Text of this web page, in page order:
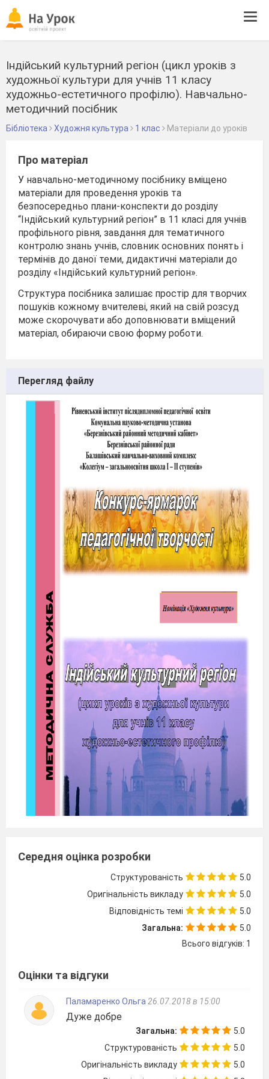
Індійський культурний регіон (цикл уроків з
художньої культури для учнів 11 класу
художньо-естетичного профілю). Навчально-
методичний посібник
Бібліотека Художня культура 1 клас Матеріали до уроків
Про матеріал
У навчально-методичному посібнику вміщено
матеріали для проведення уроків та
безпосередньо плани-конспекти до розділу
“Індійський культурний регіон” в 11 класі для учнів
профільного рівня, завдання для тематичного
контролю знань учнів, словник основних понять і
термінів до даної теми, дидактичні матеріали до
розділу «Індійський культурний регіон».
Структура посібника залишає простір для творчих
пошуків кожному вчителеві, який на свій розсуд
може скорочувати або доповнювати вміщений
матеріал, обираючи свою форму роботи.
Перегляд файлу
Зайко О. Д. Індійський культурний
культури для учнів 11 класу художньо-
естетичного профілю). Навчально-
методичний посібник для вчителів та
учнів 11 класу художньо-естетичного
профілю. Балашівський НВК «Колегіум
– загальноосвітня школа І – ІІ
Середня оцінка розробки
Структурованість
5.0
Оригінальність викладу
5.0
Відповідність темі
5.0
Загальна:
5.0
Всього відгуків: 1
Оцінки та відгуки
Паламаренко Ольга 26.07.2018 в 15:00
Дуже добре
Загальна:
5.0
Структурованість
5.0
Оригінальність викладу
5.0